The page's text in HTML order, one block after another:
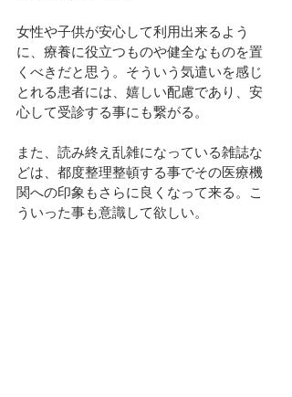
女性や子供が安心して利用出来るよう
に、療養に役立つものや健全なものを置
くべきだと思う。そういう気遣いを感じ
とれる患者には、嬉しい配慮であり、安
心して受診する事にも繋がる。
また、読み終え乱雑になっている雑誌な
どは、都度整理整頓する事でその医療機
関への印象もさらに良くなって来る。こ
ういった事も意識して欲しい。